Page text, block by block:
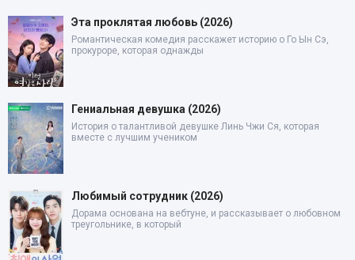
Эта проклятая любовь (2026)
Романтическая комедия расскажет историю о Го Ын Сэ,
прокуроре, которая однажды
Гениальная девушка (2026)
История о талантливой девушке Линь Чжи Ся, которая
вместе с лучшим учеником
Любимый сотрудник (2026)
Дорама основана на вебтуне, и рассказывает о любовном
треугольнике, в который